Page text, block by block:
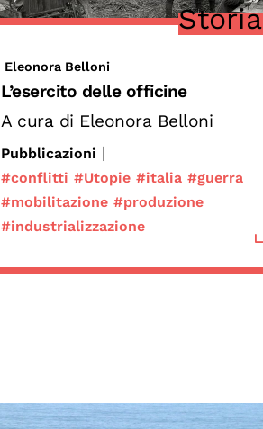
Storia
Eleonora Belloni
L’esercito delle officine
A cura di Eleonora Belloni
Pubblicazioni |
#conflitti #Utopie #italia #guerra
#mobilitazione #produzione
#industrializzazione